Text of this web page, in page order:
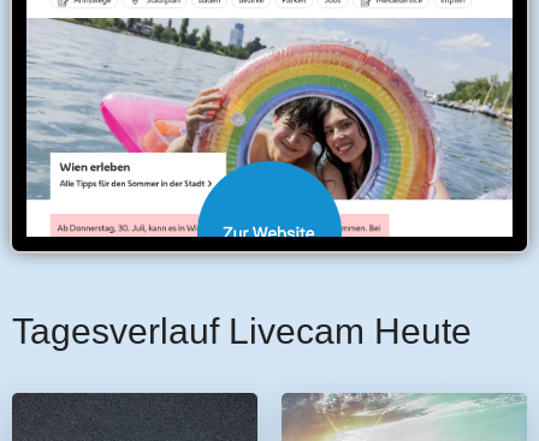
Tagesverlauf Livecam Heute